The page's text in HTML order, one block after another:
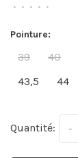
• • • • •
Pointure:
39 40
43,5
44
Quantité: -